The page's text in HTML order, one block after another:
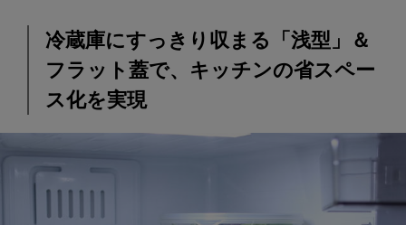
冷蔵庫にすっきり収まる「浅型」＆
フラット蓋で、キッチンの省スペー
ス化を実現